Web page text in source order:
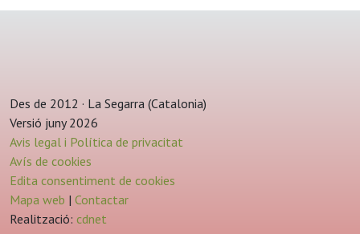
Des de 2012 · La Segarra (Catalonia)
Versió juny 2026
Avis legal i Política de privacitat
Avís de cookies
Edita consentiment de cookies
Mapa web | Contactar
Realització: cdnet